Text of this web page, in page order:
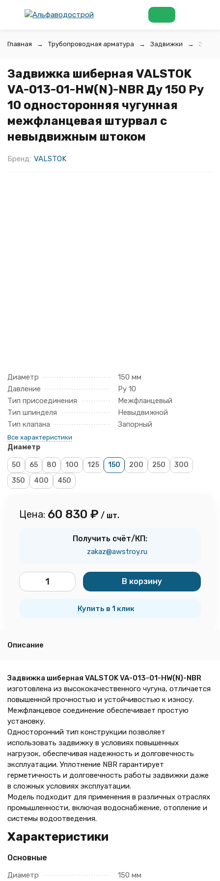
Главная Трубопроводная арматура Задвижки
Задвижка шиберная VALSTOK
VA-013-01-HW(N)-NBR Ду 150 Ру
10 односторонняя чугунная
межфланцевая штурвал с
невыдвижным штоком
Бренд: VALSTOK
Диаметр
150 мм
Давление
Ру 10
Тип присоединения
Межфланцевый
Тип шпинделя
Невыдвижной
Тип клапана
Запорный
Все характеристики
Диаметр
50 65 80 100 125 150 200 250
300
350
400 450
Цена: 60 830 ₽ / шт.
Получить счёт/КП:
zakaz@awstroy.ru
В корзину
Купить в 1 клик
Описание
Задвижка шиберная VALSTOK VA-013-01-HW(N)-NBR
изготовлена из высококачественного чугуна, отличается
повышенной прочностью и устойчивостью к износу.
Межфланцевое соединение обеспечивает простую
установку.
Односторонний тип конструкции позволяет
использовать задвижку в условиях повышенных
нагрузок, обеспечивая надежность и долговечность
эксплуатации. Уплотнение NBR гарантирует
герметичность и долговечность работы задвижки даже
в сложных условиях эксплуатации.
Модель подходит для применения в различных отраслях
промышленности, включая водоснабжение, отопление и
системы водоотведения.
Характеристики
Основные
Диаметр 150 мм